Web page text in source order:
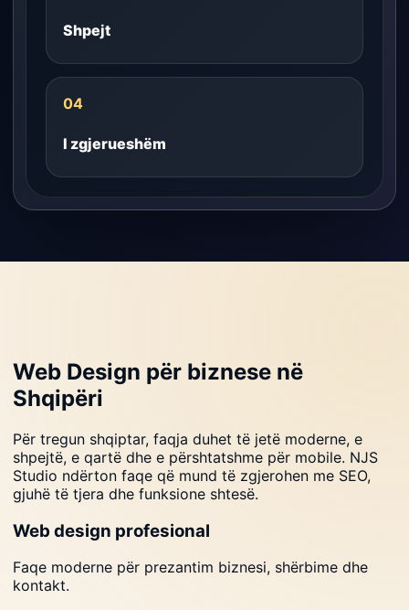
Shpejt
04
I zgjerueshëm
Web Design për biznese në
Shqipëri
Për tregun shqiptar, faqja duhet të jetë moderne, e
shpejtë, e qartë dhe e përshtatshme për mobile. NJS
Studio ndërton faqe që mund të zgjerohen me SEO,
gjuhë të tjera dhe funksione shtesë.
Web design profesional
Faqe moderne për prezantim biznesi, shërbime dhe
kontakt.